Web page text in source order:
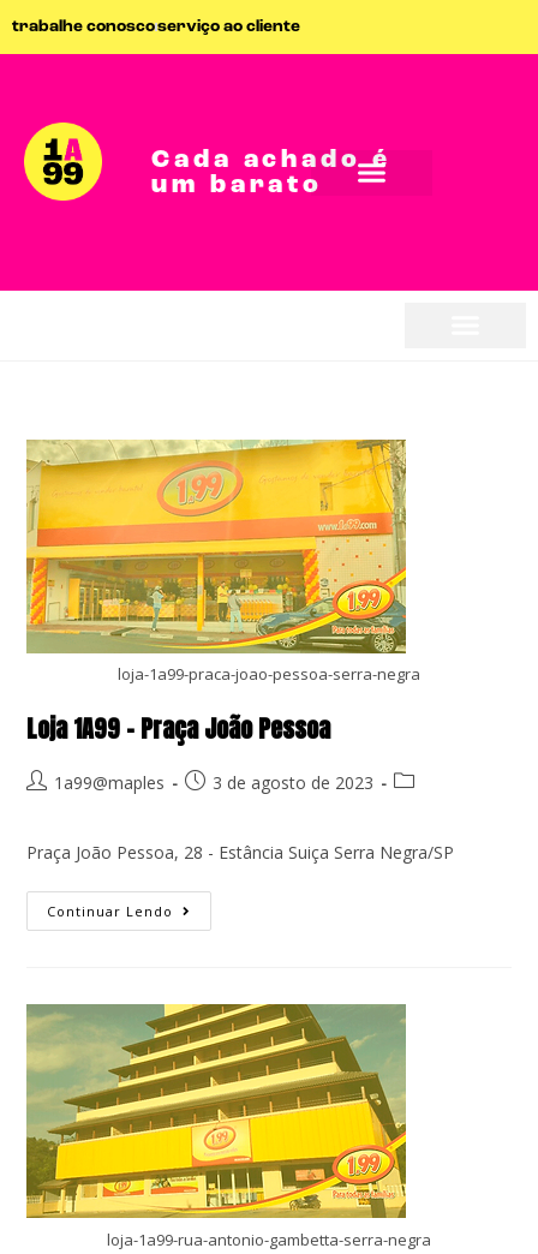
trabalhe conoscoserviço ao cliente
Cada achado é
um barato
loja-1a99-praca-joao-pessoa-serra-negra
Loja 1A99 – Praça João Pessoa
1a99@maples 3 de agosto de 2023
Praça João Pessoa, 28 - Estância Suiça Serra Negra/SP
Continuar Lendo
loja-1a99-rua-antonio-gambetta-serra-negra